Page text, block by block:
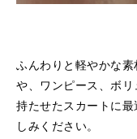
ふんわりと軽やかな
や、ワンピース、ボリ
持たせたスカートに
しみください。